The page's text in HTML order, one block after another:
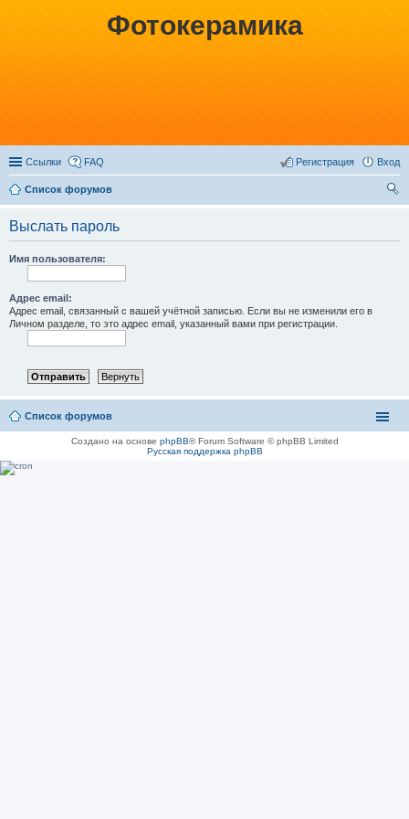
Фотокерамика
Ссылки FAQ Вход
Регистрация
Список форумов
Выслать пароль
Имя пользователя:
Адрес email:
Адрес email, связанный с вашей учётной записью. Если вы не изменили его в
Личном разделе, то это адрес email, указанный вами при регистрации.
Список форумов
Создано на основе phpBB® Forum Software © phpBB Limited
Русская поддержка phpBB